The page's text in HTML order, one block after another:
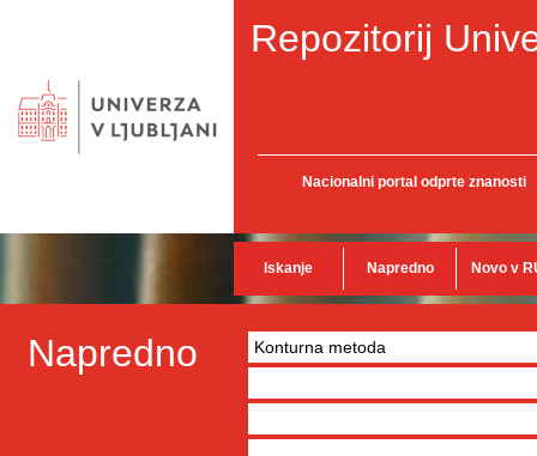
Repozitorij
Nacionalni portal odprte znanosti
Iskanje Napredno Novo v
Napredno